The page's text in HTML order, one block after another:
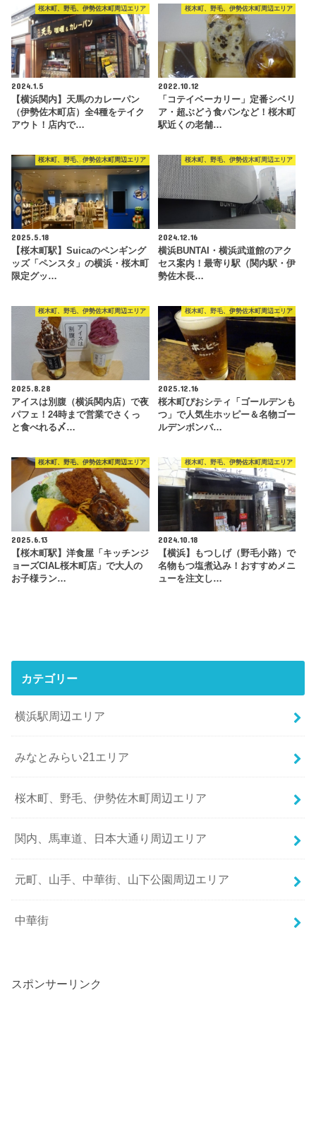
桜木町、野毛、伊勢佐木町周辺エリア
2024.1.5
【横浜関内】天馬のカレーパン
（伊勢佐木町店）全4種をテイク
アウト！店内で…
桜木町、野毛、伊勢佐木町周辺エリア
2022.10.12
「コテイベーカリー」定番シベリ
ア・超ぶどう食パンなど！桜木町
駅近くの老舗…
桜木町、野毛、伊勢佐木町周辺エリア
2025.5.18
【桜木町駅】Suicaのペンギング
ッズ「ペンスタ」の横浜・桜木町
限定グッ…
桜木町、野毛、伊勢佐木町周辺エリア
2024.12.16
横浜BUNTAI・横浜武道館のアク
セス案内！最寄り駅（関内駅・伊
勢佐木長…
桜木町、野毛、伊勢佐木町周辺エリア
2025.8.28
アイスは別腹（横浜関内店）で夜
パフェ！24時まで営業でさくっ
と食べれる〆…
桜木町、野毛、伊勢佐木町周辺エリア
2025.12.16
桜木町ぴおシティ「ゴールデンも
つ」で人気生ホッピー＆名物ゴー
ルデンボンバ…
桜木町、野毛、伊勢佐木町周辺エリア
2025.6.13
【桜木町駅】洋食屋「キッチンジ
ョーズCIAL桜木町店」で大人の
お子様ラン…
桜木町、野毛、伊勢佐木町周辺エリア
2024.10.18
【横浜】もつしげ（野毛小路）で
名物もつ塩煮込み！おすすめメニ
ューを注文し…
カテゴリー
横浜駅周辺エリア
みなとみらい21エリア
桜木町、野毛、伊勢佐木町周辺エリア
関内、馬車道、日本大通り周辺エリア
元町、山手、中華街、山下公園周辺エリア
中華街
スポンサーリンク